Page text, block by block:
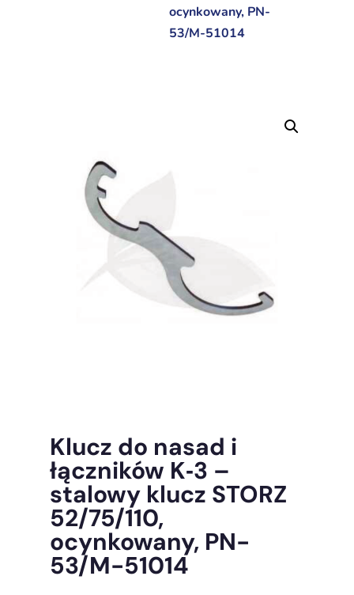
ocynkowany, PN-
53/M-51014
Klucz do nasad i
łączników K‑3 –
stalowy klucz STORZ
52/75/110,
ocynkowany, PN-
53/M-51014